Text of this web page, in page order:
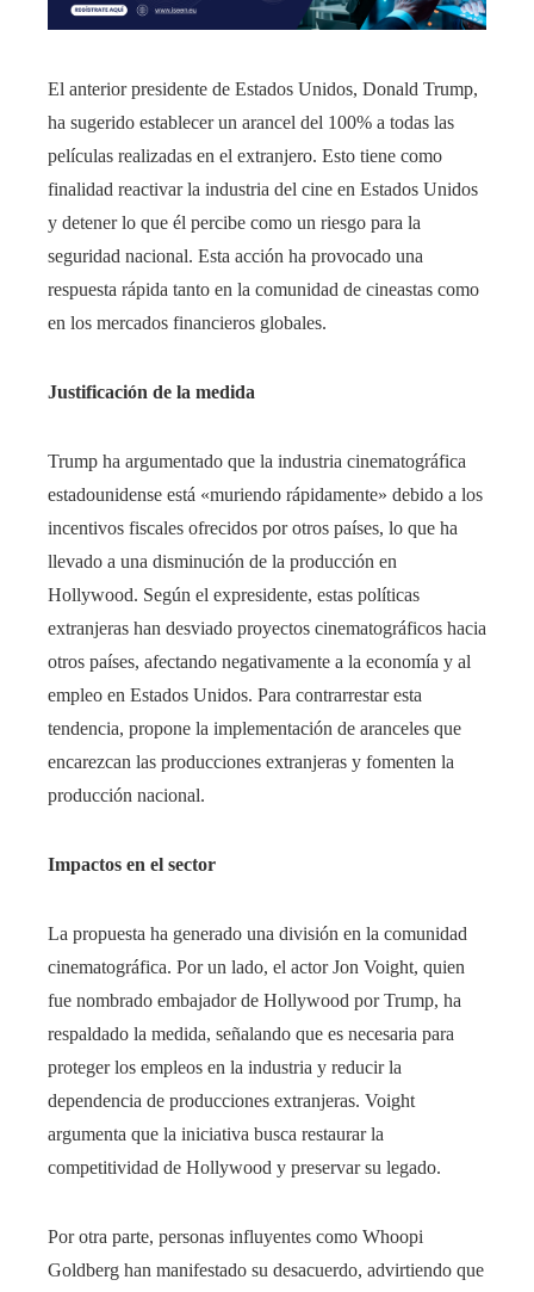
El anterior presidente de Estados Unidos, Donald Trump,
ha sugerido establecer un arancel del 100% a todas las
películas realizadas en el extranjero. Esto tiene como
finalidad reactivar la industria del cine en Estados Unidos
y detener lo que él percibe como un riesgo para la
seguridad nacional. Esta acción ha provocado una
respuesta rápida tanto en la comunidad de cineastas como
en los mercados financieros globales.
Justificación de la medida
Trump ha argumentado que la industria cinematográfica
estadounidense está «muriendo rápidamente» debido a los
incentivos fiscales ofrecidos por otros países, lo que ha
llevado a una disminución de la producción en
Hollywood. Según el expresidente, estas políticas
extranjeras han desviado proyectos cinematográficos hacia
otros países, afectando negativamente a la economía y al
empleo en Estados Unidos. Para contrarrestar esta
tendencia, propone la implementación de aranceles que
encarezcan las producciones extranjeras y fomenten la
producción nacional.
Impactos en el sector
La propuesta ha generado una división en la comunidad
cinematográfica. Por un lado, el actor Jon Voight, quien
fue nombrado embajador de Hollywood por Trump, ha
respaldado la medida, señalando que es necesaria para
proteger los empleos en la industria y reducir la
dependencia de producciones extranjeras. Voight
argumenta que la iniciativa busca restaurar la
competitividad de Hollywood y preservar su legado.
Por otra parte, personas influyentes como Whoopi
Goldberg han manifestado su desacuerdo, advirtiendo que